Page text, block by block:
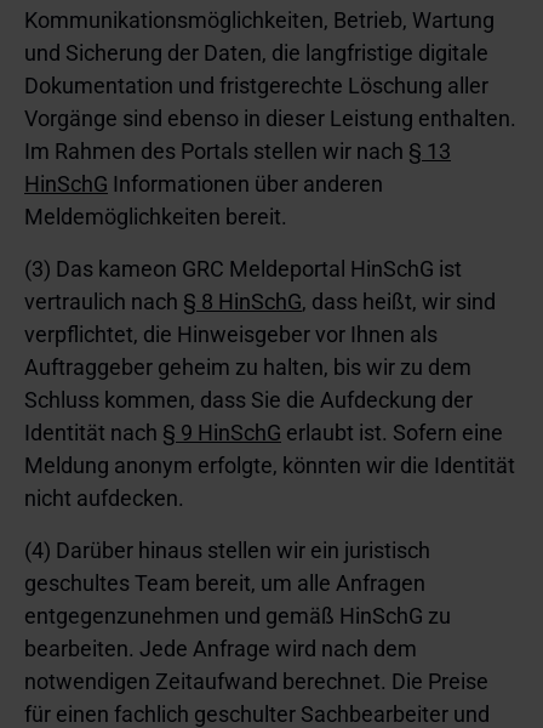
Kommunikationsmöglichkeiten, Betrieb, Wartung
und Sicherung der Daten, die langfristige digitale
Dokumentation und fristgerechte Löschung aller
Vorgänge sind ebenso in dieser Leistung enthalten.
Im Rahmen des Portals stellen wir nach § 13
HinSchG Informationen über anderen
Meldemöglichkeiten bereit.
(3) Das kameon GRC Meldeportal HinSchG ist
vertraulich nach § 8 HinSchG, dass heißt, wir sind
verpflichtet, die Hinweisgeber vor Ihnen als
Auftraggeber geheim zu halten, bis wir zu dem
Schluss kommen, dass Sie die Aufdeckung der
Identität nach § 9 HinSchG erlaubt ist. Sofern eine
Meldung anonym erfolgte, könnten wir die Identität
nicht aufdecken.
(4) Darüber hinaus stellen wir ein juristisch
geschultes Team bereit, um alle Anfragen
entgegenzunehmen und gemäß HinSchG zu
bearbeiten. Jede Anfrage wird nach dem
notwendigen Zeitaufwand berechnet. Die Preise
für einen fachlich geschulter Sachbearbeiter und